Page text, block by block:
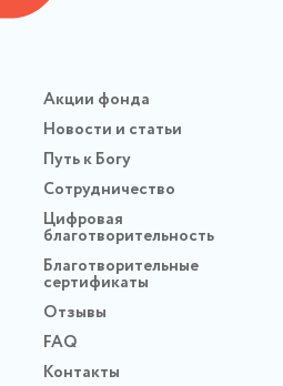
Акции фонда
Новости и статьи
Путь к Богу
Сотрудничество
Цифровая
благотворительность
Благотворительные
сертификаты
Отзывы
FAQ
Контакты